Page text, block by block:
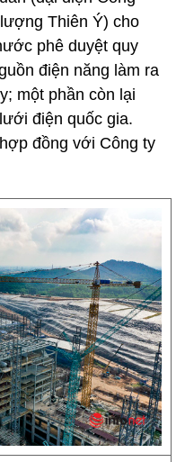
Thiên Ý) cho
phê duyệt quy
điện năng làm ra
một phần còn lại
điện quốc gia.
đồng với Công ty